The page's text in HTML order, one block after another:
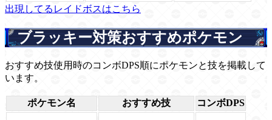
出現してるレイドボスはこちら
ブラッキー対策おすすめポケモン
おすすめ技使用時のコンボDPS順にポケモンと技を掲載して
います。
ポケモン名 おすすめ技 コンボDPS